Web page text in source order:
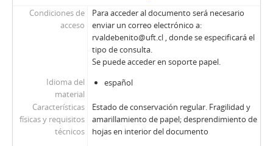
131 - Revista Ercilla. Año XXXIV, Nº 1724
132 - Revista Ercilla. Año XXXIV, Nº 1725
133 - Revista Ercilla. Año XXXIV, Nº 1726
134 - Revista Ercilla. Año XXXIV, Nº 1727
135 - Revista Ercilla. Año XXXIV, Nº 1728
136 - Revista Ercilla. Año XXXIV, Nº 1729
137 - Revista Ercilla. Año XXXIV, Nº 1730
138 - Revista Ercilla. Año XXXIV, Nº 1731
139 - Revista Ercilla. Año XXXIV, Nº 1732
140 - Revista Ercilla. Año XXXIV, Nº 1733
Condiciones de
acceso
Para acceder al documento será necesario
enviar un correo electrónico a:
rvaldebenito@uft.cl , donde se especificará el
tipo de consulta.
Se puede acceder en soporte papel.
Idioma del
material
español
Características
físicas y requisitos
técnicos
Estado de conservación regular. Fragilidad y
amarillamiento de papel; desprendimiento de
hojas en interior del documento